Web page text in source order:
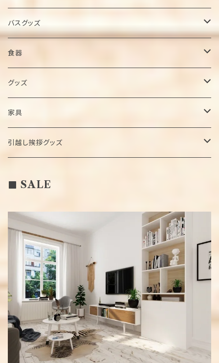
ベスト
ポロシャツ
ドレスシャツ・ワイシャツ
カーディガン
ニット・セーター
パジャマ
スウェット
ワンマイルウェア
バスグッズ
シャワーヘッド
食器
カトラリー
マグカップ/グラス
お皿
グッズ
スリッパ
トイレカバー
カレンダー
タオル
その他
家具
飾り棚
引越し挨拶グッズ
その他
SALE